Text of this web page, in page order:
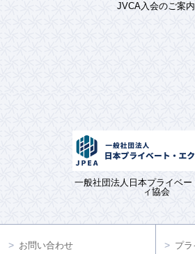
JVCA入会のご案内
一般社団法人日本プライベー
ィ協会
お問い合わせ プ